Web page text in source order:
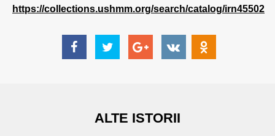
https://collections.ushmm.org/search/catalog/irn45502
ALTE ISTORII